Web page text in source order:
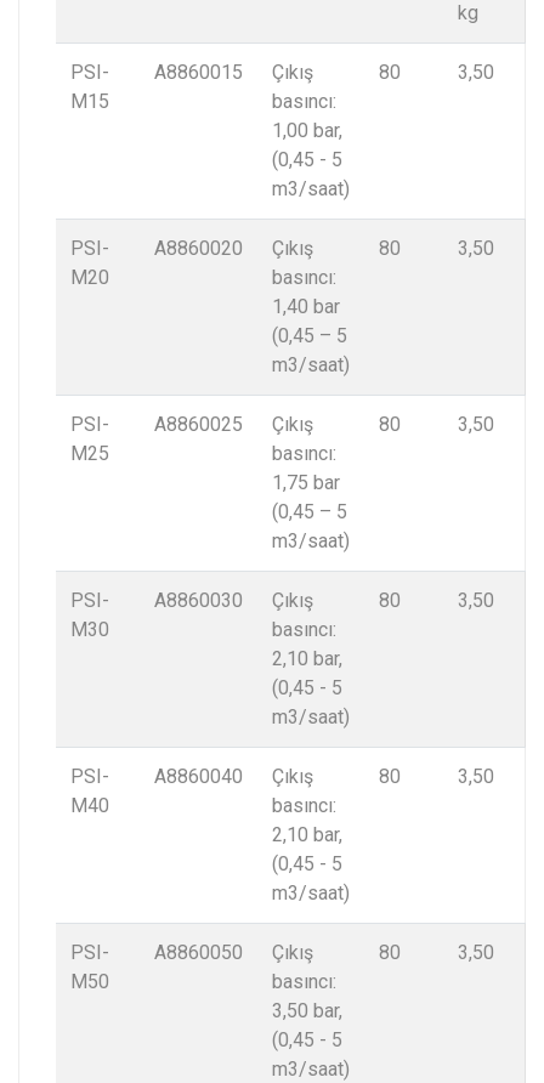
kg
PSI-
M15
A8860015
Çıkış
basıncı:
1,00 bar,
(0,45 - 5
m3/saat)
80 3,50
PSI-
M20
A8860020
Çıkış
basıncı:
1,40 bar
(0,45 – 5
m3/saat)
80 3,50
PSI-
M25
A8860025
Çıkış
basıncı:
1,75 bar
(0,45 – 5
m3/saat)
80 3,50
PSI-
M30
A8860030
Çıkış
basıncı:
2,10 bar,
(0,45 - 5
m3/saat)
80 3,50
PSI-
M40
A8860040
Çıkış
basıncı:
2,10 bar,
(0,45 - 5
m3/saat)
80 3,50
PSI-
M50
A8860050
Çıkış
basıncı:
3,50 bar,
(0,45 - 5
m3/saat)
80 3,50